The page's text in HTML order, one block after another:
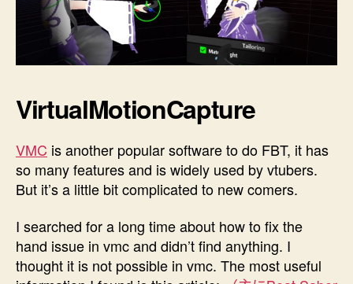
VirtualMotionCapture
VMC is another popular software to do FBT, it has
so many features and is widely used by vtubers.
But it’s a little bit complicated to new comers.
I searched for a long time about how to fix the
hand issue in vmc and didn’t find anything. I
thought it is not possible in vmc. The most useful